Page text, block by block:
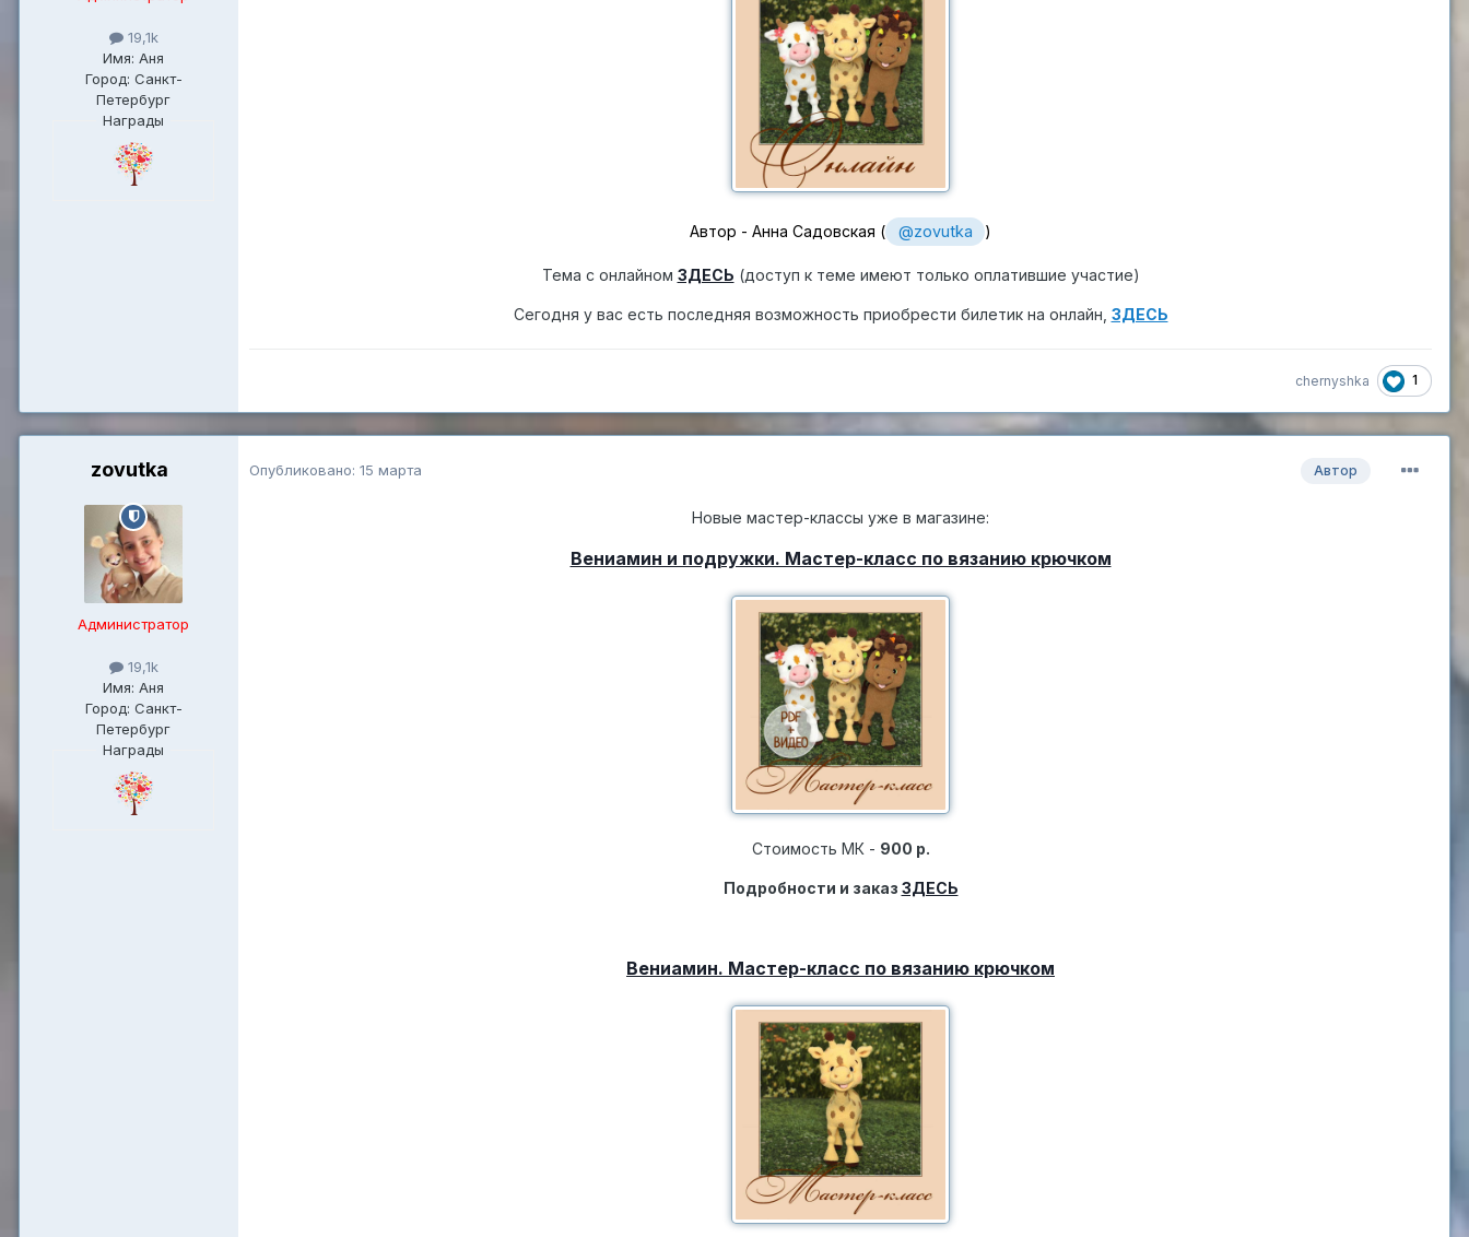
19,1k
Имя: Аня
Город: Санкт-
Петербург
Награды
Автор - Анна Садовская ( @zovutka )
Тема с онлайном ЗДЕСЬ (доступ к теме имеют только оплатившие участие)
Сегодня у вас есть последняя возможность приобрести билетик на онлайн, ЗДЕСЬ
chernyshka 1
zovutka
Администратор
19,1k
Имя: Аня
Город: Санкт-
Петербург
Награды
Автор
Опубликовано: 15 марта
Новые мастер-классы уже в магазине:
Вениамин и подружки. Мастер-класс по вязанию крючком
Стоимость МК - 900 р.
Подробности и заказ ЗДЕСЬ
Вениамин. Мастер-класс по вязанию крючком